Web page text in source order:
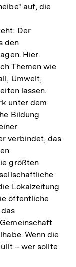
auf, die
Der
den
Hier
Themen wie
Umwelt,
lassen.
unter dem
Bildung
verbindet, das
größten
Lokalzeitung
öffentliche
Wenn die
– wer sollte